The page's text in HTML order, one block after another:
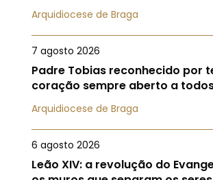
Arquidiocese de Braga
7 agosto 2026
Padre Tobias reconhecido por
coração sempre aberto a
Arquidiocese de Braga
6 agosto 2026
Leão XIV: a revolução do